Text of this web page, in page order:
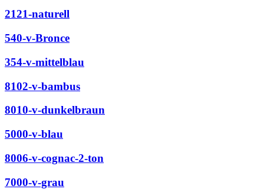
2121-naturell
540-v-Bronce
354-v-mittelblau
8102-v-bambus
8010-v-dunkelbraun
5000-v-blau
8006-v-cognac-2-ton
7000-v-grau